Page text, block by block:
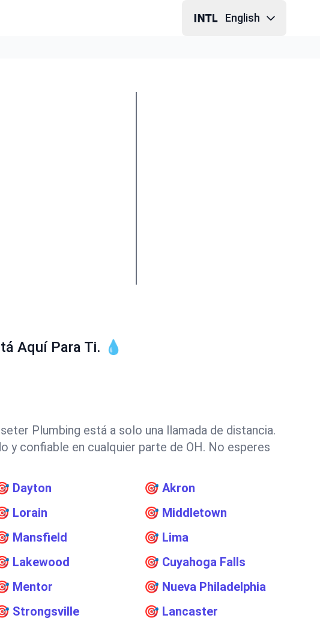
English
Aquí Para Ti. 💧
Plumbing está a solo una llamada de distancia.
y confiable en cualquier parte de OH. No esperes
Dayton 🎯Akron
Lorain 🎯 Middletown
Mansfield 🎯 Lima
Lakewood 🎯 Cuyahoga Falls
Mentor 🎯 Nueva Philadelphia
Strongsville 🎯 Lancaster